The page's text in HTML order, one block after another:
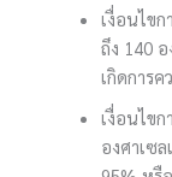
เงื่อนไขก
ถึง 140
เกิดการ
เงื่อนไขก
องศาเซ